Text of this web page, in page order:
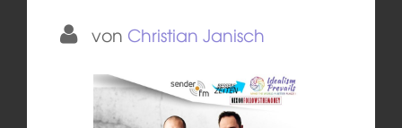
von Christian Janisch